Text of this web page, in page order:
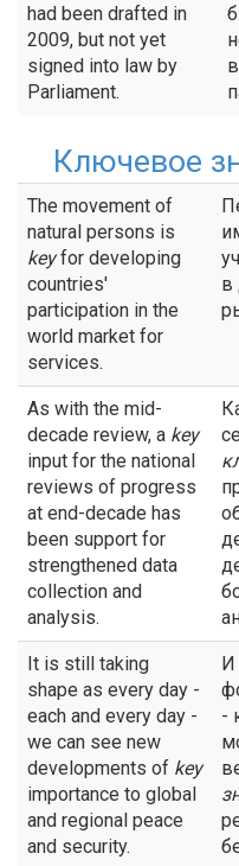
had been drafted in
2009, but not yet
signed into law by
Parliament.
Ключевое
The movement of
natural persons is
keyfor developing
countries'
participation in the
world market for
services.
в
As with the mid-
decade review, a key
input for the national
reviews of progress
at end-decade has
been support for
strengthened data
collection and
analysis.
It is still taking
shape as every day -
each and every day -
we can see new
developments of key
importance to global
and regional peace
and security.
И
-